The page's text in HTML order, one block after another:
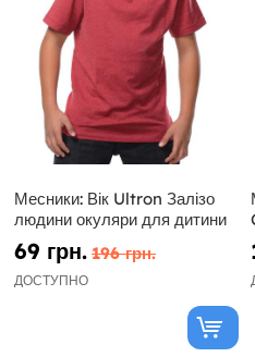
Месники: Вік Ultron Залізо
людини окуляри для дитини
69 грн. 196 грн.
ДОСТУПНО